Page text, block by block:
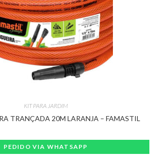
KIT PARA JARDIM
TRANÇADA 20M LARANJA – FAMASTIL
PEDIDO VIA WHATSAPP